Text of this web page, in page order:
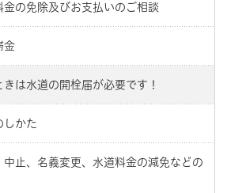
金の免除及びお支払いのご相談
金
は水道の開栓届が必要です！
しかた
中止、名義変更、水道料金の減免などの